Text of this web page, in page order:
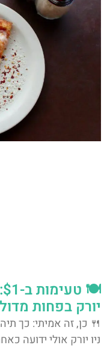
יורק בפחות
🍴 כן, זה אמיתי: כך
ניו יורק אולי ידועה